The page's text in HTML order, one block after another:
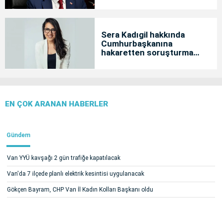
Sera Kadıgil hakkında
Cumhurbaşkanına
hakaretten soruşturma
EN ÇOK ARANAN HABERLER
Gündem
Van YYÜ kavşağı 2 gün trafiğe kapatılacak
Van'da 7 ilçede planlı elektrik kesintisi uygulanacak
Gökçen Bayram, CHP Van İl Kadın Kolları Başkanı oldu